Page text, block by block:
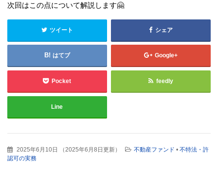
次回はこの点について解説します🤗
ツイート シェア
はてブ Google+
Pocket feedly
Line
2025年6月10日 （2025年6月8日更新） 不動産ファンド • 不特法・許
認可の実務